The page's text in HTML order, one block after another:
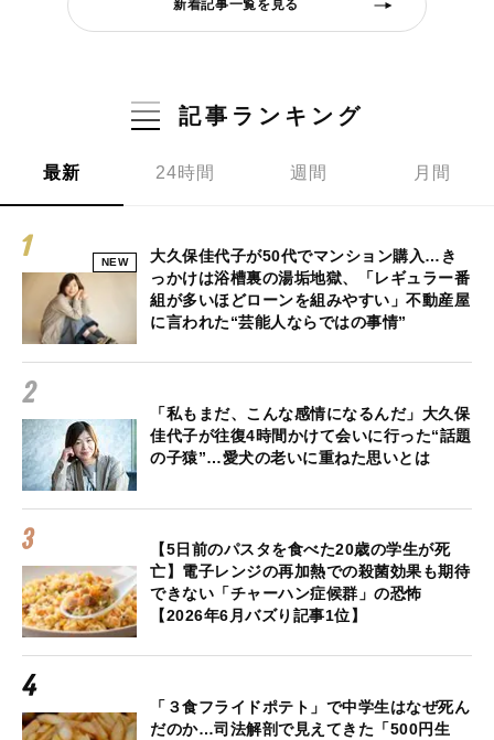
新着記事一覧を見る
記事ランキング
最新 24時間 週間 月間
NEW
大久保佳代子が50代でマンション購入…き
っかけは浴槽裏の湯垢地獄、「レギュラー番
組が多いほどローンを組みやすい」不動産屋
に言われた“芸能人ならではの事情”
「私もまだ、こんな感情になるんだ」大久保
佳代子が往復4時間かけて会いに行った“話題
の子猿”…愛犬の老いに重ねた思いとは
【5日前のパスタを食べた20歳の学生が死
亡】電子レンジの再加熱での殺菌効果も期待
できない「チャーハン症候群」の恐怖
【2026年6月バズり記事1位】
「３食フライドポテト」で中学生はなぜ死ん
だのか…司法解剖で見えてきた「500円生